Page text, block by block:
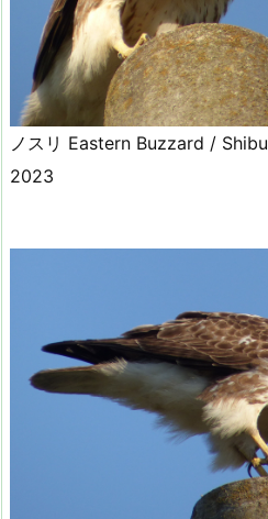
ノスリ Eastern Buzzard /
2023